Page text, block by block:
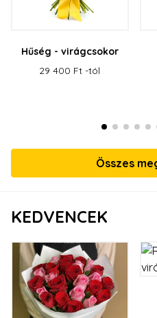
Hűség - virágcsokor
29 400 Ft -tól
Összes
KEDVENCEK